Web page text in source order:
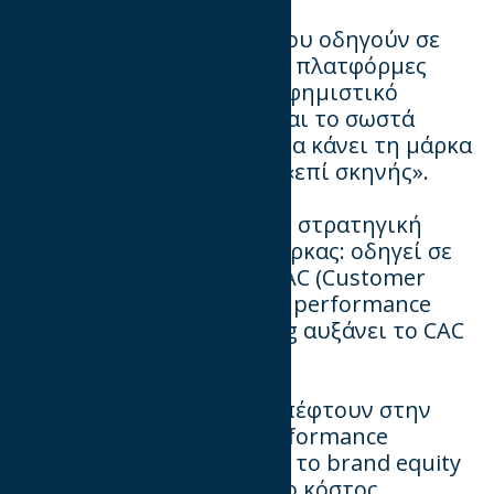
Αλλαγές αλγορίθμων, που οδηγούν σε
αυξημένο bidding cost. Οι πλατφόρμες
απαιτούν υψηλότερο διαφημιστικό
budget. Γι αυτό, χρειάζεται το σωστά
δουλεμένο περιεχόμενο θα κάνει τη μάρκα
να μιλήσει όταν θα είναι «επί σκηνής».
Short-term focus, χωρίς στρατηγική
αύξησης της αξίας της μάρκας: οδηγεί σε
brand erosion & υψηλό CAC (Customer
Acquisition Cost): Συνεχές performance
marketing χωρίς branding αυξάνει το CAC
Οι περισσότερες μάρκες πέφτουν στην
παγίδα του συνεχούς performance
marketing, ξεχνώντας ότι το brand equity